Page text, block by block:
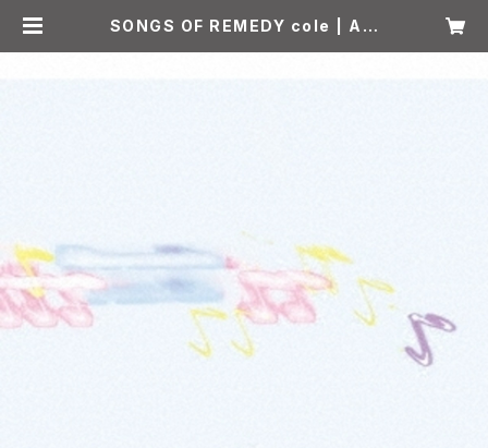
SONGS OF REMEDY cole | ALI